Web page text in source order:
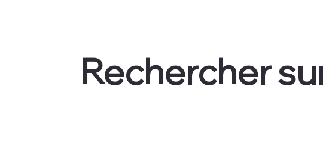
Rechercher